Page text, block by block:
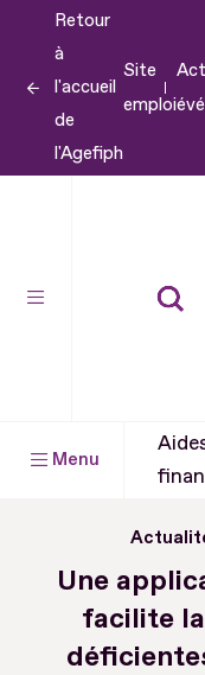
contenu
Retour
à
l'accueil
de
l'Agefiph
Site
emploi
Menu
Une
facilite